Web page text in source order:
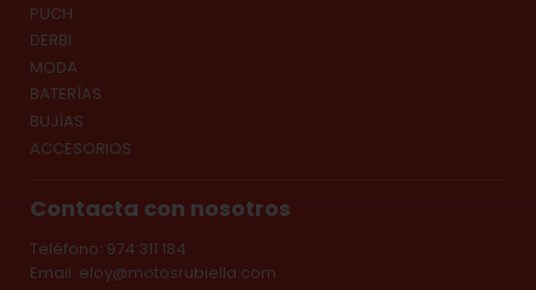
PUCH
DERBI
MODA
BATERÍAS
BUJÍAS
ACCESORIOS
Contacta con nosotros
Teléfono: 974 311 184
Email: eloy@motosrubiella.com